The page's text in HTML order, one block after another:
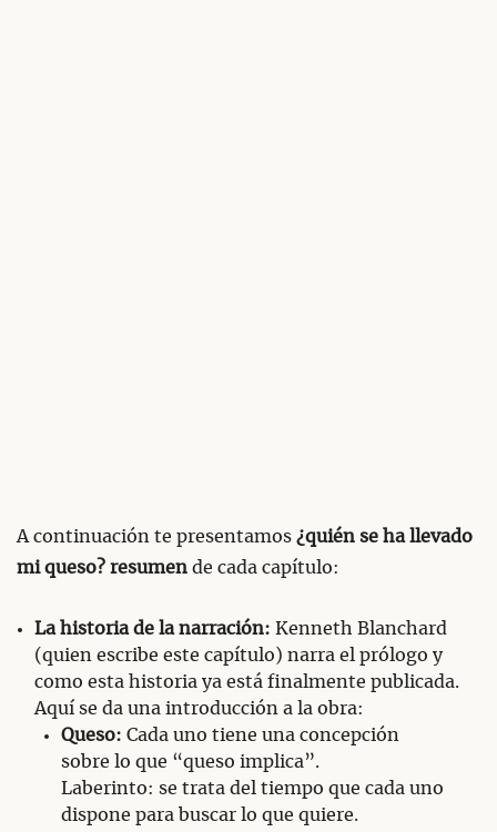
A continuación te presentamos ¿quién se ha llevado
mi queso? resumen de cada capítulo:
La historia de la narración: Kenneth Blanchard
(quien escribe este capítulo) narra el prólogo y
como esta historia ya está finalmente publicada.
Aquí se da una introducción a la obra:
Queso: Cada uno tiene una concepción
sobre lo que “queso implica”.
Laberinto: se trata del tiempo que cada uno
dispone para buscar lo que quiere.